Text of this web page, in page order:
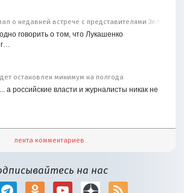
о недавней встрече с представителями
говорить о том, что Лукашенко
остановлен минимум на полгода
а российские власти и журналисты никак не
лента комментариев
на нас